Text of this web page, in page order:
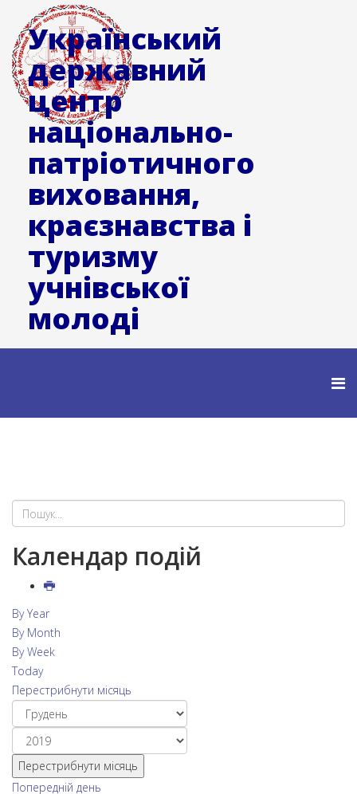
Український
державний
центр
національно-
патріотичного
виховання,
краєзнавства і
туризму
учнівської
молоді
Календар подій
By Year
By Month
By Week
Today
Перестрибнути місяць
Перестрибнути місяць
Попередній день